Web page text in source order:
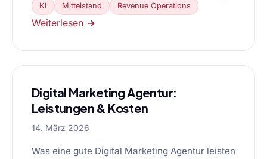
KI Mittelstand Revenue Operations
Weiterlesen →
Digital Marketing Agentur:
Leistungen & Kosten
14. März 2026
Was eine gute Digital Marketing Agentur leisten